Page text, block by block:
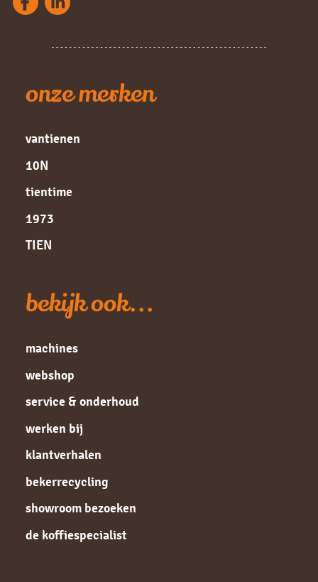
onze merken
vantienen
10N
tientime
1973
TIEN
bekijk ook...
machines
webshop
service & onderhoud
werken bij
klantverhalen
bekerrecycling
showroom bezoeken
de koffiespecialist